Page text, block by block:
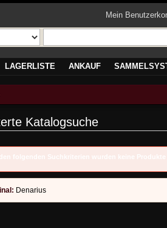
Mein
LAGERLISTE ANKAUF
Katalogsuche
folgenden Suchkriterien wurden keine
Denarius